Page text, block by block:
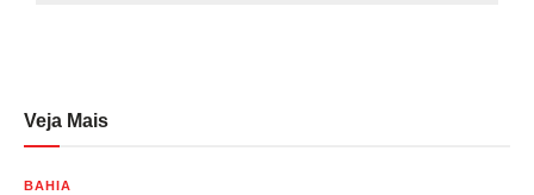
Veja Mais
BAHIA